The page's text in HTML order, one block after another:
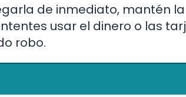
de inmediato, mantén
usar el dinero o las
robo.